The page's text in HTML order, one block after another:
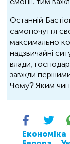
Останній
самопочуття
максимально
надзвичайні
влади,
завжди
Чому? Яким
Економіка